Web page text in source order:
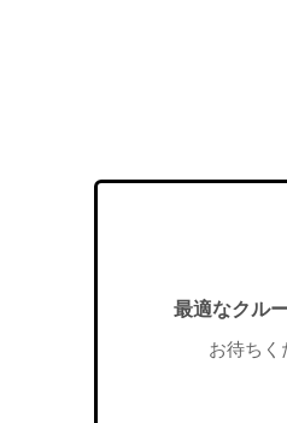
最適なクル
お待ちく